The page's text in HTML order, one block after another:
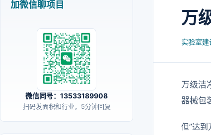
加微信聊项目
微信同号：13533189908
扫码发面积和行业，5分钟回复
万
实验室建
万级洁
器械包
但”达到